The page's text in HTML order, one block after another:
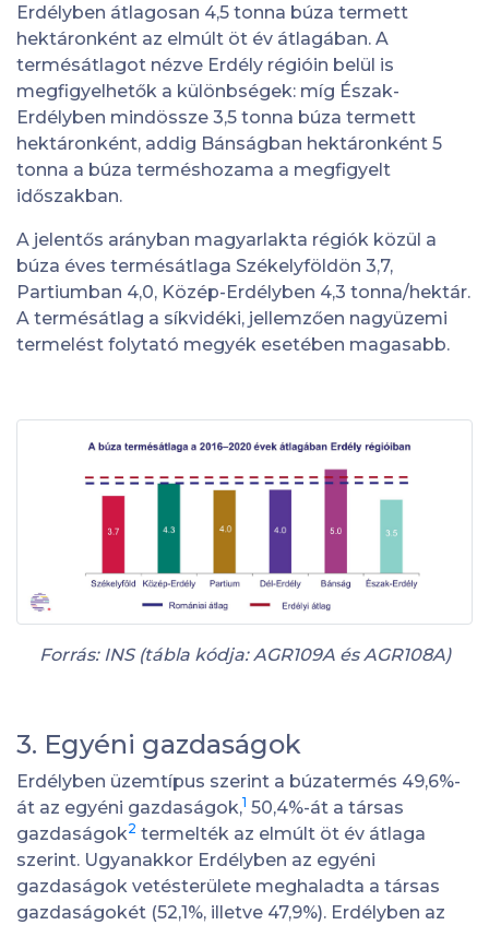
Erdélyben átlagosan 4,5 tonna búza termett
hektáronként az elmúlt öt év átlagában. A
termésátlagot nézve Erdély régióin belül is
megfigyelhetők a különbségek: míg Észak-
Erdélyben mindössze 3,5 tonna búza termett
hektáronként, addig Bánságban hektáronként 5
tonna a búza terméshozama a megfigyelt
időszakban.
A jelentős arányban magyarlakta régiók közül a
búza éves termésátlaga Székelyföldön 3,7,
Partiumban 4,0, Közép-Erdélyben 4,3 tonna/hektár.
A termésátlag a síkvidéki, jellemzően nagyüzemi
termelést folytató megyék esetében magasabb.
Forrás: INS (tábla kódja: AGR109A és AGR108A)
3. Egyéni gazdaságok
Erdélyben üzemtípus szerint a búzatermés 49,6%-
át az egyéni gazdaságok,1 50,4%-át a társas
gazdaságok2 termelték az elmúlt öt év átlaga
szerint. Ugyanakkor Erdélyben az egyéni
gazdaságok vetésterülete meghaladta a társas
gazdaságokét (52,1%, illetve 47,9%). Erdélyben az